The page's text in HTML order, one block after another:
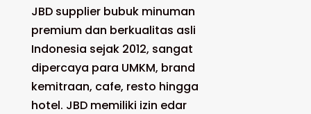
JBD supplier bubuk minuman
premium dan berkualitas asli
Indonesia sejak 2012, sangat
dipercaya para UMKM, brand
kemitraan, cafe, resto hingga
hotel. JBD memiliki izin edar